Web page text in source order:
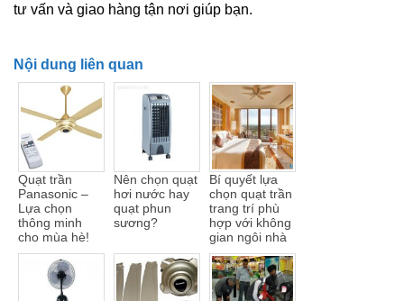
tư vấn và giao hàng tận nơi giúp bạn.
Nội dung liên quan
Quạt trần
Panasonic –
Lựa chọn
thông minh
cho mùa hè!
Nên chọn quạt
hơi nước hay
quạt phun
sương?
Bí quyết lựa
chọn quạt trần
trang trí phù
hợp với không
gian ngôi nhà